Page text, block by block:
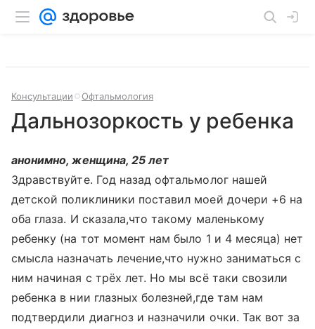
Консультации Офтальмология
Дальнозоркость у ребенка
анонимно, женщина, 25 лет
Здравствуйте. Год назад офтальмолог нашей
детской поликлиники поставил моей дочери +6 на
оба глаза. И сказала,что такому маленькому
ребенку (на тот момент нам было 1 и 4 месяца) нет
смысла назначать лечение,что нужно заниматься с
ним начиная с трёх лет. Но мы всё таки свозили
ребенка в нии глазных болезней,где там нам
подтвердили диагноз и назначили очки. Так вот за